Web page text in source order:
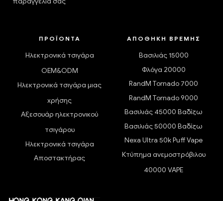
ΠΡΟΪΌΝΤΑ
Ηλεκτρονικά τσιγάρα
OEM&ODM
Ηλεκτρονικά τσιγάρα μιας
χρήσης
Αξεσουάρ ηλεκτρονικού
τσιγάρου
Ηλεκτρονικά τσιγάρα
Αποστακτήρας
ΑΠΟΘΉΚΗ ΒΡΈΜΗΣ
Βασιλιάς 15000
Φλόγα 20000
RandM Tornado 7000
RandM Tornado 9000
Βασιλιάς 45000 Βαδίζω
Βασιλιάς 50000 Βαδίζω
Nexa Ultra 50k Puff Vape
Κτύπημα ανεμοστρόβιλου
40000 VAPE